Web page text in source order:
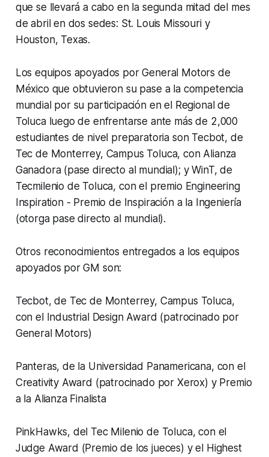
que se llevará a cabo en la segunda mitad del mes
de abril en dos sedes: St. Louis Missouri y
Houston, Texas.
Los equipos apoyados por General Motors de
México que obtuvieron su pase a la competencia
mundial por su participación en el Regional de
Toluca luego de enfrentarse ante más de 2,000
estudiantes de nivel preparatoria son Tecbot, de
Tec de Monterrey, Campus Toluca, con Alianza
Ganadora (pase directo al mundial); y WinT, de
Tecmilenio de Toluca, con el premio Engineering
Inspiration - Premio de Inspiración a la Ingeniería
(otorga pase directo al mundial).
Otros reconocimientos entregados a los equipos
apoyados por GM son:
Tecbot, de Tec de Monterrey, Campus Toluca,
con el Industrial Design Award (patrocinado por
General Motors)
Panteras, de la Universidad Panamericana, con el
Creativity Award (patrocinado por Xerox) y Premio
a la Alianza Finalista
PinkHawks, del Tec Milenio de Toluca, con el
Judge Award (Premio de los jueces) y el Highest